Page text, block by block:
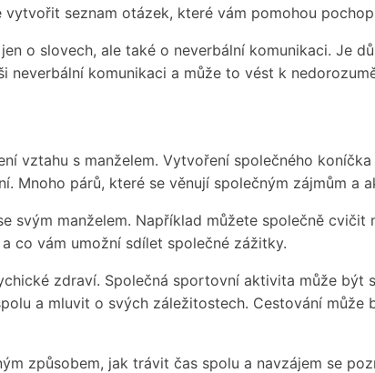
seznam otázek, které vám pomohou
o slovech, ale také o neverbální komunikaci. Je
neverbální komunikaci a může to vést k
vztahu s manželem. Vytvoření společného
Mnoho párů, které se věnují společným zájmům
svým manželem. Například můžete společně
co vám umožní sdílet společné zážitky.
zdraví. Společná sportovní aktivita může být
a mluvit o svých záležitostech. Cestování
způsobem, jak trávit čas spolu a navzájem se